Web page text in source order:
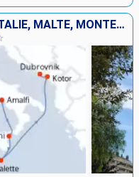
ESPAGNE, FRANCE, MONACO, ITALIE, MALTE, MONTÉNÉGRO, CROATIE